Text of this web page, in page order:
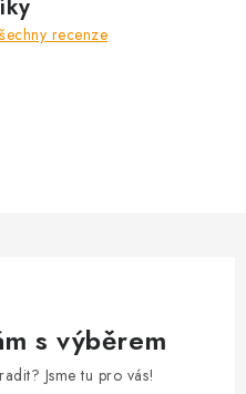
recenze
s výběrem
Jsme tu pro vás!